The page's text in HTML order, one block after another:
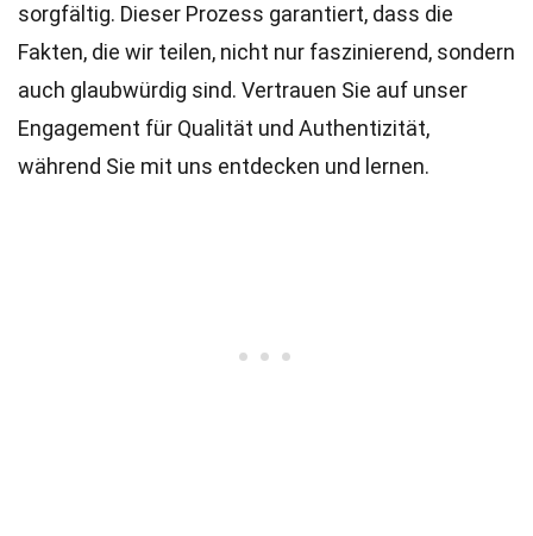
sorgfältig. Dieser Prozess garantiert, dass die
Fakten, die wir teilen, nicht nur faszinierend, sondern
auch glaubwürdig sind. Vertrauen Sie auf unser
Engagement für Qualität und Authentizität,
während Sie mit uns entdecken und lernen.